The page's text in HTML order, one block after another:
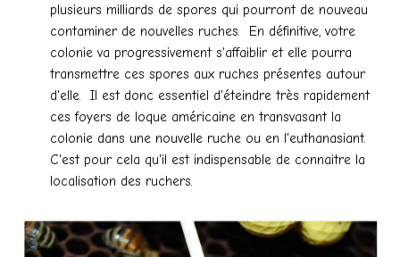
plusieurs milliards de spores qui pourront de nouveau
contaminer de nouvelles ruches. En définitive, votre
colonie va progressivement s'affaiblir et elle pourra
transmettre ces spores aux ruches présentes autour
d'elle. Il est donc essentiel d'éteindre très rapidement
ces foyers de loque américaine en transvasant la
colonie dans une nouvelle ruche ou en l'euthanasiant.
C'est pour cela qu'il est indispensable de connaitre la
localisation des ruchers.